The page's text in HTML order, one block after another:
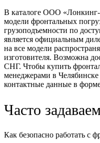
В каталоге ООО «Лонкинг-
модели фронтальных
грузоподъемности по
является официальным
на все модели
изготовителя. Возможна
СНГ. Чтобы купить
менеджерами в Челябинске
контактные данные в
Часто
Как безопасно работать с